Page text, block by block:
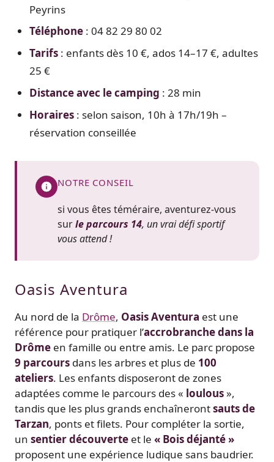
Peyrins
Téléphone: 04 82 29 80 02
Tarifs: enfants dès 10 €, ados 14–17 €, adultes
25 €
Distance avec le camping : 28 min
Horaires: selon saison, 10h à 17h/19h –
réservation conseillée
NOTRE CONSEIL
si vous êtes téméraire, aventurez-vous
surle parcours 14, un vrai défi sportif
vous attend !
Oasis Aventura
Au nord de la Drôme, Oasis Aventura est une
référence pour pratiquer l’accrobranche dans la
Drôme en famille ou entre amis. Le parc propose
9 parcours dans les arbres et plus de 100
ateliers. Les enfants disposeront de zones
adaptées comme le parcours des « loulous»,
tandis que les plus grands enchaînerontsauts de
Tarzan, ponts et filets. Pour compléter la sortie,
un sentier découverte et le « Bois déjanté »
proposent une expérience ludique sans baudrier.